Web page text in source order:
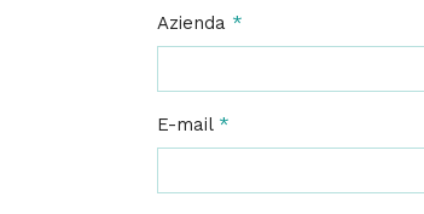
Azienda *
E-mail *